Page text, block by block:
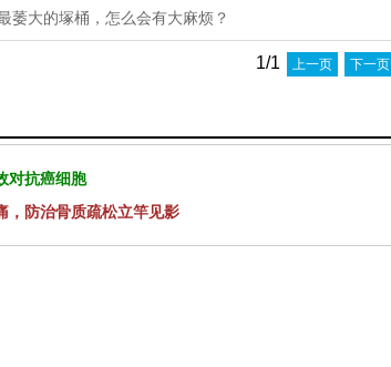
萎大的塚桶，怎么会有大麻烦？
1/1 上一页 下一页
对抗癌细胞
，防治骨质疏松立竿见影